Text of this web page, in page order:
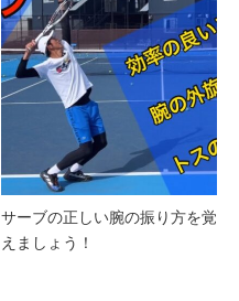
サーブの正しい腕の振り方を覚
えましょう！